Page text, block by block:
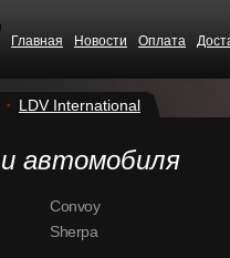
Главная Новости Оплата
LDV International
автомобиля
Convoy
Sherpa